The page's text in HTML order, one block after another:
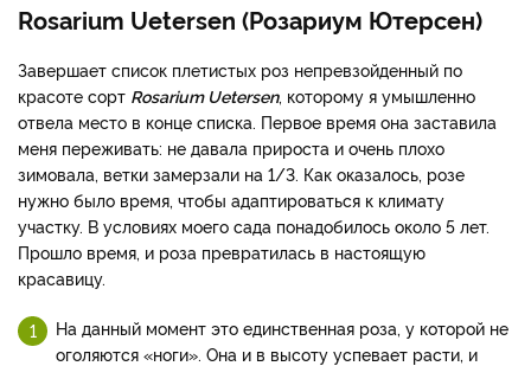
Rosarium Uetersen (Розариум Ютерсен)
Завершает список плетистых роз непревзойденный по
красоте сорт Rosarium Uetersen, которому я умышленно
отвела место в конце списка. Первое время она заставила
меня переживать: не давала прироста и очень плохо
зимовала, ветки замерзали на 1/3. Как оказалось, розе
нужно было время, чтобы адаптироваться к климату
участку. В условиях моего сада понадобилось около 5 лет.
Прошло время, и роза превратилась в настоящую
красавицу.
На данный момент это единственная роза, у которой не
оголяются «ноги». Она и в высоту успевает расти, и